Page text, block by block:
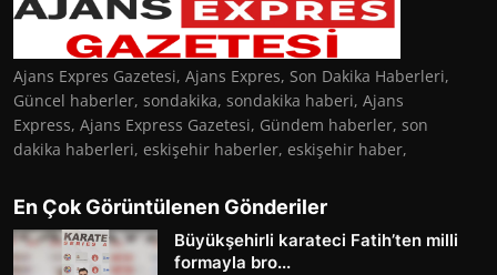
Ajans Expres Gazetesi, Ajans Expres, Son Dakika Haberleri,
Güncel haberler, sondakika, sondakika haberi, Ajans
Express, Ajans Express Gazetesi, Gündem haberler, son
dakika haberleri, eskişehir haberler, eskişehir haber,
En Çok Görüntülenen Gönderiler
Büyükşehirli karateci Fatih’ten milli
formayla bro...